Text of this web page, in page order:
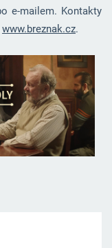
e-mailem. Kontakty
www.breznak.cz.